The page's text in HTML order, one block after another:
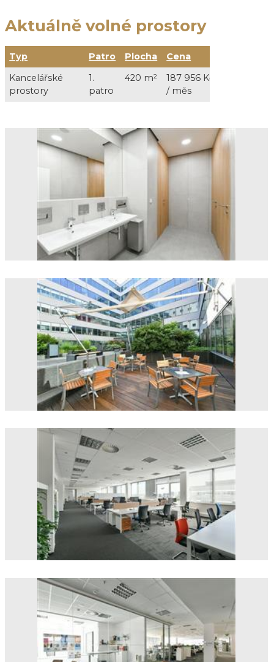
Aktuálně volné prostory
Typ Patro Plocha Cena
Kancelářské
prostory
1.
patro
420 m2
187 956 Kč
/ měs